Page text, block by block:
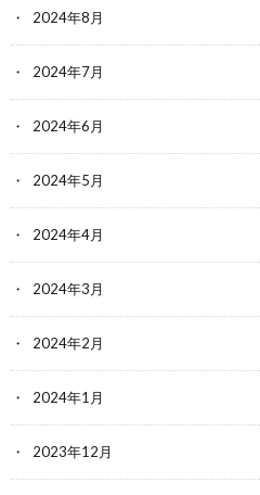
2024年8月
2024年7月
2024年6月
2024年5月
2024年4月
2024年3月
2024年2月
2024年1月
2023年12月